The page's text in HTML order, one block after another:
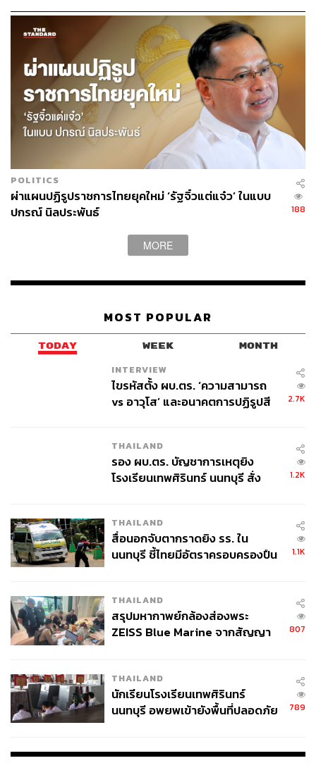
TAGS: รถยนต์ไฟฟ้า - Electric Vehicle
หุ้น Tesla
ปัญญาประดิษฐ์ (Artificial intelligence - AI)
Tesla
Twitter
Elon Musk
120
ถนัดกิจ จันกิเสน
Content Creator ประจำกองบรรณาธิการ
ธุรกิจ การตลาด เทคโนโลยี และชอบสำรวจ
โลกออฟไลน์และออนไลน์มาถอดรหัสความ
ไอเดียใหม่ๆ
ในโต๊ะเจรจาการค้า
POLITICS
ผ่าแผนปฏิรูปราชการไทยยุคใหม่ ‘รัฐจิ๋วแต่แจ๋ว’ ในแบบ
ปกรณ์ นิลประพันธ์
188
MORE
MOST POPULAR
TODAY WEEK MONTH
INTERVIEW
ไขรหัสตั้ง ผบ.ตร. ‘ความสามารถ
vs อาวุโส’ และอนาคตการปฏิรูปสี
2.7K
THAILAND
รอง ผบ.ตร. บัญชาการเหตุยิง
โรงเรียนเทพศิรินทร์ นนทบุรี สั่ง
1.2K
THAILAND
สื่อนอกจับตากราดยิง รร. ใน
นนทบุรี ชี้ไทยมีอัตราครอบครองปืน
1.1K
THAILAND
สรุปมหากาพย์กล้องส่องพระ
ZEISS Blue Marine จากสัญญา
จ่ายหนี้-แอบระบุแบรนด์
807
THAILAND
นักเรียนโรงเรียนเทพศิรินทร์
นนทบุรี อพยพเข้ายังพื้นที่ปลอดภัย
789